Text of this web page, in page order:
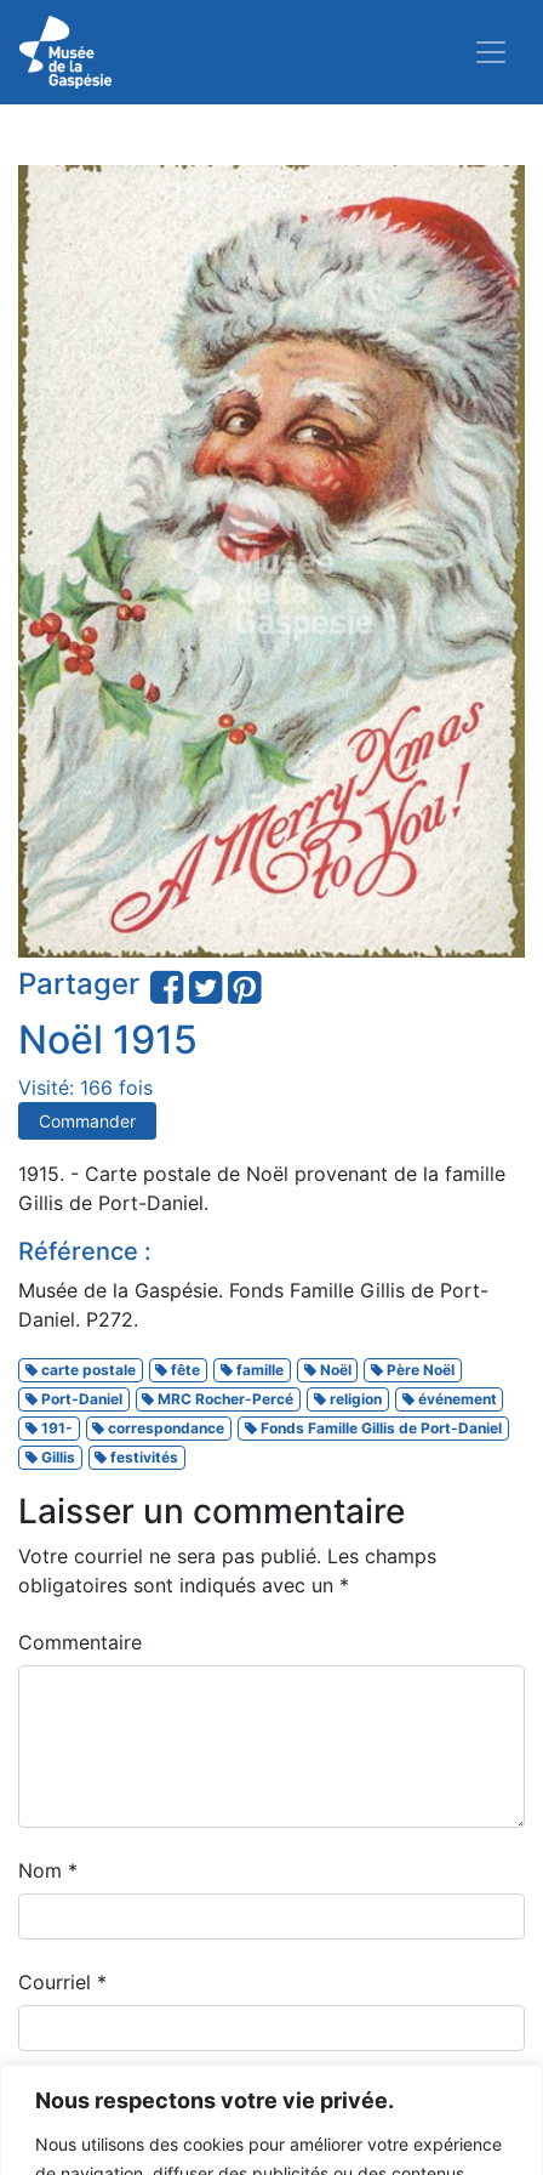
Nous respectons votre vie privée.
Nous utilisons des cookies pour améliorer votre expérience
Partager
Noël 1915
Visité: 166 fois
Commander
1915. - Carte postale de Noël provenant de la famille
Gillis de Port-Daniel.
Référence :
Musée de la Gaspésie. Fonds Famille Gillis de Port-
Daniel. P272.
carte postale fête famille Noël
Père Noël
Port-Daniel
MRC Rocher-Percé religion
événement
191-
correspondance
Fonds Famille Gillis de Port-Daniel
Gillis
festivités
Laisser un commentaire
Votre courriel ne sera pas publié. Les champs
obligatoires sont indiqués avec un *
Commentaire
Nom *
Courriel *